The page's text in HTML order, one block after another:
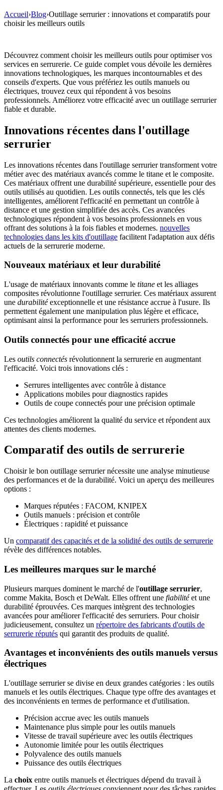
Accueil›Blog›Outillage serrurier : innovations et comparatifs pour
choisir les meilleurs outils
Découvrez comment choisir les meilleurs outils pour optimiser vos
services en serrurerie. Ce guide complet vous dévoile les dernières
innovations technologiques, les marques incontournables et des
conseils d'experts. Que vous préfériez les outils manuels ou
électriques, trouvez ceux qui répondent à vos besoins
professionnels. Améliorez votre efficacité avec un outillage serrurier
fiable et durable.
Innovations récentes dans l'outillage
serrurier
Les innovations récentes dans l'outillage serrurier transforment votre
métier avec des matériaux avancés comme le titane et le composite.
Ces matériaux offrent une durabilité supérieure, essentielle pour des
outils utilisés au quotidien. Les outils connectés, tels que les clés
intelligentes, améliorent l'efficacité en permettant un contrôle à
distance et une gestion simplifiée des accès. Ces avancées
technologiques répondent à vos besoins professionnels en vous
offrant des solutions à la fois fiables et modernes. nouvelles
technologies dans les kits d'outillage facilitent l'adaptation aux défis
actuels de la serrurerie moderne.
Nouveaux matériaux et leur durabilité
L'usage de matériaux innovants comme le titane et les alliages
composites révolutionne l'outillage serrurier. Ces matériaux assurent
une durabilitéexceptionnelle et une résistance accrue à l'usure. Ils
permettent également une manipulation plus légère et efficace,
optimisant ainsi la performance pour les serruriers professionnels.
Outils connectés pour une efficacité accrue
Les outils connectés révolutionnent la serrurerie en augmentant
l'efficacité. Voici trois innovations clés :
Serrures intelligentes avec contrôle à distance
Applications mobiles pour diagnostics rapides
Outils de coupe connectés pour une précision optimale
Ces technologies améliorent la qualité du service et répondent aux
attentes des clients modernes.
Comparatif des outils de serrurerie
Choisir le bon outillage serrurier nécessite une analyse minutieuse
des performances et de la durabilité. Voici un aperçu des meilleures
options :
Marques réputées : FACOM, KNIPEX
Outils manuels : précision et contrôle
Électriques : rapidité et puissance
Un comparatif des capacités et de la solidité des outils de serrurerie
révèle des différences notables.
Les meilleures marques sur le marché
Plusieurs marques dominent le marché de l'outillage serrurier,
comme Makita, Bosch et DeWalt. Elles offrent une fiabilitéet une
durabilité éprouvées. Ces marques intègrent des technologies
avancées pour améliorer l'efficacité des serruriers. Pour choisir
judicieusement, consultez un répertoire des fabricants d'outils de
serrurerie réputés qui garantit des produits de qualité.
Avantages et inconvénients des outils manuels versus
électriques
L'outillage serrurier se divise en deux grandes catégories : les outils
manuels et les outils électriques. Chaque type offre des avantages et
des inconvénients en termes de performance et d'utilisation.
Précision accrue avec les outils manuels
Maintenance plus simple pour les outils manuels
Vitesse de travail supérieure avec les outils électriques
Autonomie limitée pour les outils électriques
Polyvalence des outils manuels
Puissance des outils électriques
La choix entre outils manuels et électriques dépend du travail à